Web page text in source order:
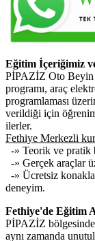
Eğitim İçeriğimiz
PİPAZİZ Oto Beyin
programı, araç
programlaması
verildiği için
ilerler.
Fethiye Merkezli
-» Teorik ve pratik
-» Gerçek araçlar
-» Ücretsiz
deneyim.
Fethiye'de Eğitim
PİPAZİZ
aynı zamanda